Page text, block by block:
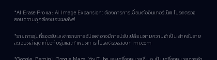
*AI Erase Pro และ AI Image Expansion: ต้องการการเชื่อมต่ออินเทอร์เน็ต โปรดตรวจ
สอบความถูกต้องของผลลัพธ์
*รายการรุ่นที่รองรับและตารางการอัปเดตอาจมีการปรับเปลี่ยนตามความจำเป็น สำหรับราย
ละเอียดล่าสุดเกี่ยวกับรุ่นและกำหนดการ โปรดตรวจสอบที่ mi.com